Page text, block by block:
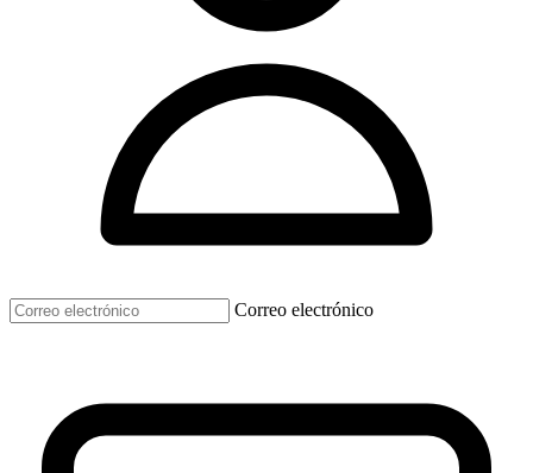
Correo electrónico